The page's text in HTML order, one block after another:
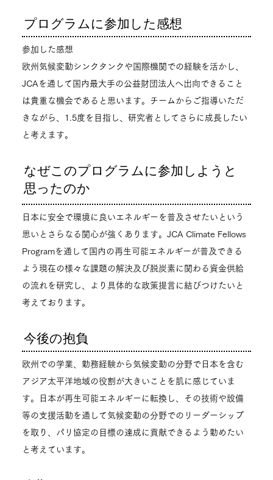
プログラムに参加した感想
参加した感想
欧州気候変動シンクタンクや国際機関での経験を活かし、
JCAを通して国内最大手の公益財団法人へ出向できること
は貴重な機会であると思います。チームからご指導いただ
きながら、1.5度を目指し、研究者としてさらに成長したい
と考えます。
今後の抱負
欧州での学業、勤務経験から気候変動の分野で日本を含む
アジア太平洋地域の役割が大きいことを肌に感じていま
す。日本が再生可能エネルギーに転換し、その技術や設備
等の支援活動を通して気候変動の分野でのリーダーシップ
を取り、パリ協定の目標の達成に貢献できるよう勤めたい
と考えています。
なぜこのプログラムに参加しようと
思ったのか
日本に安全で環境に良いエネルギーを普及させたいという
思いとさらなる関心が強くあります。JCA Climate Fellows
Programを通して国内の再生可能エネルギーが普及できる
よう現在の様々な課題の解決及び脱炭素に関わる資金供給
の流れを研究し、より具体的な政策提言に結びつけたいと
考えております。